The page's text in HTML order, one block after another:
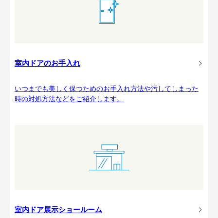
室内ドアのお手入れ
いつまでも美しく保つためのお手入れ方法や汚してしまった
時の対処方法などをご紹介します。
室内ドア展示ショールーム